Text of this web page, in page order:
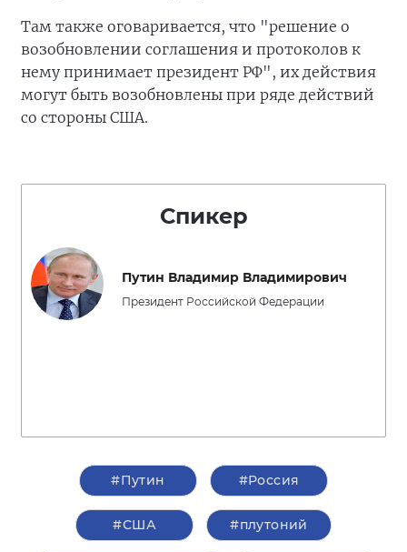
Там также оговаривается, что "решение о
возобновлении соглашения и протоколов к
нему принимает президент РФ", их действия
могут быть возобновлены при ряде действий
со стороны США.
Спикер
Путин Владимир Владимирович
Президент Российской Федерации
#Путин #Россия
#США #плутоний